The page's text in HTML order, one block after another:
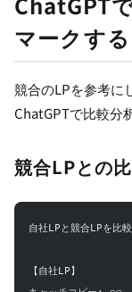
マークする
競合のLPを参考に
ChatGPTで比較分
競合LPとの
自社LPと競合LPを比
【自社LP】